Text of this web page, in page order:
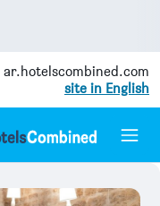
ar.hotelscombined.com
site in English